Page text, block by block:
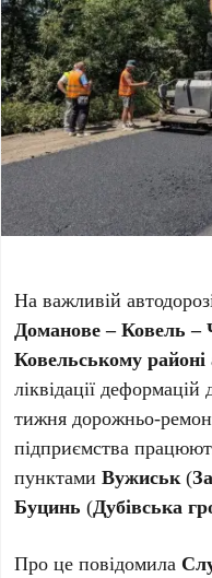
На важливій
Доманове – Ковель –
Ковельському районі
ліквідації
тижня дорожньо-
підприємства
пунктамиВужиськ(
Буцинь (Дубівська
Про це повідомила